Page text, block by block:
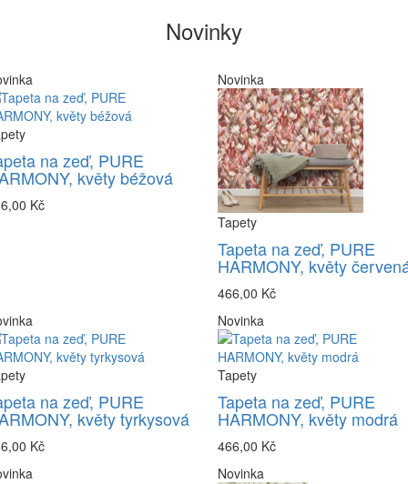
Novinky
na zeď, PURE
květy béžová
Kč
Novinka
Tapety
Tapeta na zeď, PURE
HARMONY, květy
466,00 Kč
na zeď, PURE
květy tyrkysová
Kč
Novinka
Tapety
Tapeta na zeď, PURE
HARMONY, květy modrá
466,00 Kč
Novinka